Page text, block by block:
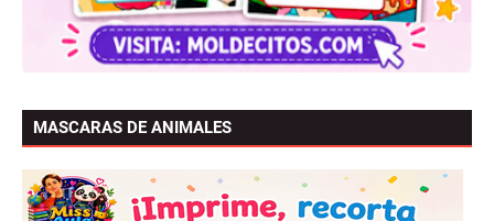
MASCARAS DE ANIMALES